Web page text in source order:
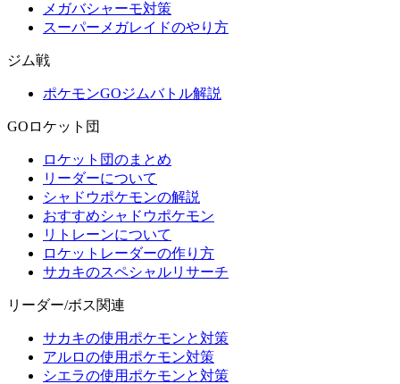
メガバシャーモ対策
スーパーメガレイドのやり方
ジム戦
ポケモンGOジムバトル解説
GOロケット団
ロケット団のまとめ
リーダーについて
シャドウポケモンの解説
おすすめシャドウポケモン
リトレーンについて
ロケットレーダーの作り方
サカキのスペシャルリサーチ
リーダー/ボス関連
サカキの使用ポケモンと対策
アルロの使用ポケモン対策
シエラの使用ポケモンと対策